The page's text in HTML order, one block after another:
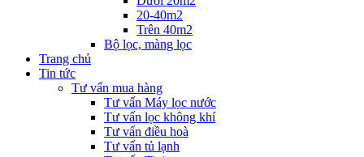
20-40m2
Trên 40m2
Bộ lọc, màng lọc
Trang chủ
Tin tức
Tư vấn mua hàng
Tư vấn Máy lọc nước
Tư vấn lọc không khí
Tư vấn điều hoà
Tư vấn tủ lạnh